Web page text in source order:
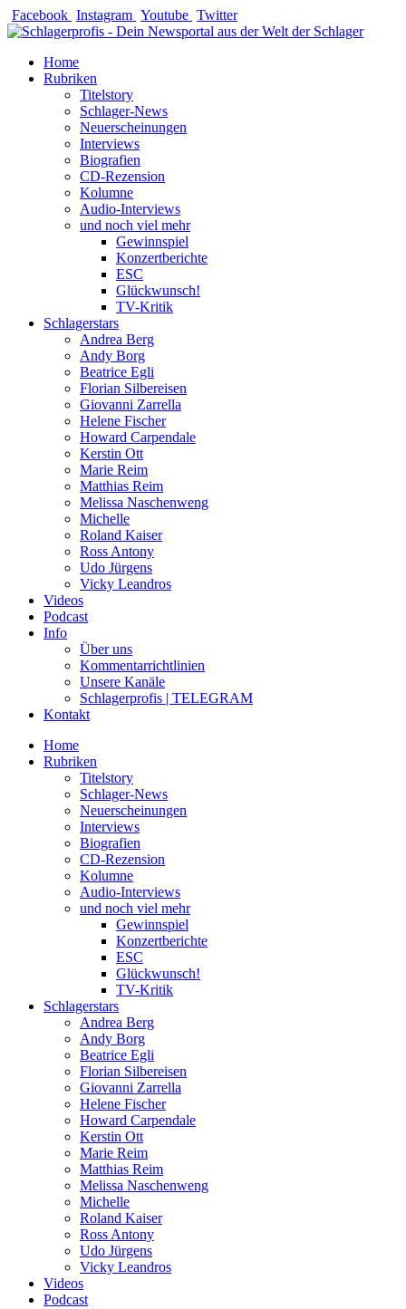
Zum
Inhalt
Facebook Instagram Youtube Twitter
Home
Rubriken
Titelstory
Schlager-News
Neuerscheinungen
Interviews
Biografien
CD-Rezension
Kolumne
Audio-Interviews
und noch viel mehr
Gewinnspiel
Konzertberichte
ESC
Glückwunsch!
TV-Kritik
Schlagerstars
Andrea Berg
Andy Borg
Beatrice Egli
Florian Silbereisen
Giovanni Zarrella
Helene Fischer
Howard Carpendale
Kerstin Ott
Marie Reim
Matthias Reim
Melissa Naschenweng
Michelle
Roland Kaiser
Ross Antony
Udo Jürgens
Vicky Leandros
Videos
Podcast
Info
Über uns
Kommentarrichtlinien
Unsere Kanäle
Schlagerprofis | TELEGRAM
Kontakt
Home
Rubriken
Titelstory
Schlager-News
Neuerscheinungen
Interviews
Biografien
CD-Rezension
Kolumne
Audio-Interviews
und noch viel mehr
Gewinnspiel
Konzertberichte
ESC
Glückwunsch!
TV-Kritik
Schlagerstars
Andrea Berg
Andy Borg
Beatrice Egli
Florian Silbereisen
Giovanni Zarrella
Helene Fischer
Howard Carpendale
Kerstin Ott
Marie Reim
Matthias Reim
Melissa Naschenweng
Michelle
Roland Kaiser
Ross Antony
Udo Jürgens
Vicky Leandros
Videos
Podcast